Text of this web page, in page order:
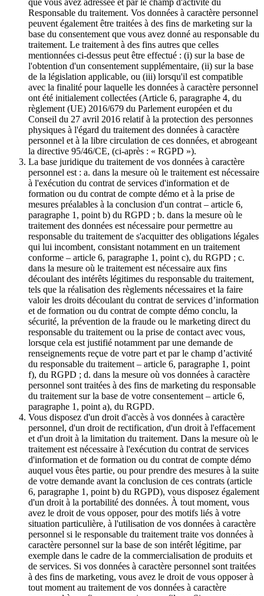
que vous avez adressée et par le champ d'activité du
Responsable du traitement. Vos données à caractère personnel
peuvent également être traitées à des fins de marketing sur la
base du consentement que vous avez donné au responsable du
traitement. Le traitement à des fins autres que celles
mentionnées ci-dessus peut être effectué : (i) sur la base de
l'obtention d'un consentement supplémentaire, (ii) sur la base
de la législation applicable, ou (iii) lorsqu'il est compatible
avec la finalité pour laquelle les données à caractère personnel
ont été initialement collectées (Article 6, paragraphe 4, du
règlement (UE) 2016/679 du Parlement européen et du
Conseil du 27 avril 2016 relatif à la protection des personnes
physiques à l'égard du traitement des données à caractère
personnel et à la libre circulation de ces données, et abrogeant
la directive 95/46/CE, (ci-après : « RGPD »).
La base juridique du traitement de vos données à caractère
personnel est : a. dans la mesure où le traitement est nécessaire
à l'exécution du contrat de services d'information et de
formation ou du contrat de compte démo et à la prise de
mesures préalables à la conclusion d'un contrat – article 6,
paragraphe 1, point b) du RGPD ; b. dans la mesure où le
traitement des données est nécessaire pour permettre au
responsable du traitement de s'acquitter des obligations légales
qui lui incombent, consistant notamment en un traitement
conforme – article 6, paragraphe 1, point c), du RGPD ; c.
dans la mesure où le traitement est nécessaire aux fins
découlant des intérêts légitimes du responsable du traitement,
tels que la réalisation des règlements nécessaires et la faire
valoir les droits découlant du contrat de services d’information
et de formation ou du contrat de compte démo conclu, la
sécurité, la prévention de la fraude ou le marketing direct du
responsable du traitement ou la prise de contact avec vous,
lorsque cela est justifié notamment par une demande de
renseignements reçue de votre part et par le champ d’activité
du responsable du traitement – article 6, paragraphe 1, point
f), du RGPD ; d. dans la mesure où vos données à caractère
personnel sont traitées à des fins de marketing du responsable
du traitement sur la base de votre consentement – article 6,
paragraphe 1, point a), du RGPD.
Vous disposez d'un droit d'accès à vos données à caractère
personnel, d'un droit de rectification, d'un droit à l'effacement
et d'un droit à la limitation du traitement. Dans la mesure où le
traitement est nécessaire à l'exécution du contrat de services
d'information et de formation ou du contrat de compte démo
auquel vous êtes partie, ou pour prendre des mesures à la suite
de votre demande avant la conclusion de ces contrats (article
6, paragraphe 1, point b) du RGPD), vous disposez également
d'un droit à la portabilité des données. À tout moment, vous
avez le droit de vous opposer, pour des motifs liés à votre
situation particulière, à l'utilisation de vos données à caractère
personnel si le responsable du traitement traite vos données à
caractère personnel sur la base de son intérêt légitime, par
exemple dans le cadre de la commercialisation de produits et
de services. Si vos données à caractère personnel sont traitées
à des fins de marketing, vous avez le droit de vous opposer à
tout moment au traitement de vos données à caractère